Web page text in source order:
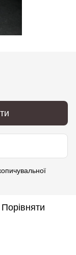
Порівняти